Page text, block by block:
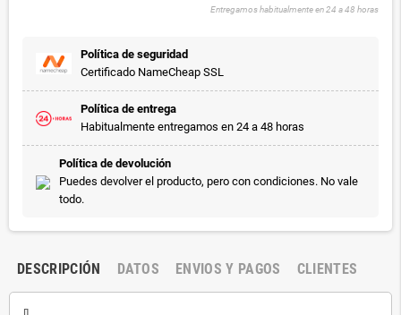
Entregamos habitualmente en 24 a 48 horas
Política de seguridad
Certificado NameCheap SSL
Política de entrega
Habitualmente entregamos en 24 a 48 horas
Política de devolución
Puedes devolver el producto, pero con condiciones. No vale
todo.
DESCRIPCIÓN DATOS ENVIOS Y PAGOS CLIENTES